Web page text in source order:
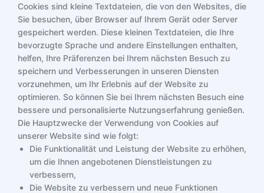
Cookies sind kleine Textdateien, die von den Websites, die
Sie besuchen, über Browser auf Ihrem Gerät oder Server
gespeichert werden. Diese kleinen Textdateien, die Ihre
bevorzugte Sprache und andere Einstellungen enthalten,
helfen, Ihre Präferenzen bei Ihrem nächsten Besuch zu
speichern und Verbesserungen in unseren Diensten
vorzunehmen, um Ihr Erlebnis auf der Website zu
optimieren. So können Sie bei Ihrem nächsten Besuch eine
bessere und personalisierte Nutzungserfahrung genießen.
Die Hauptzwecke der Verwendung von Cookies auf
unserer Website sind wie folgt:
Die Funktionalität und Leistung der Website zu erhöhen,
um die Ihnen angebotenen Dienstleistungen zu
verbessern,
Die Website zu verbessern und neue Funktionen